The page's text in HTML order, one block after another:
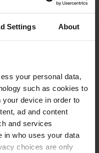
Settings About
your personal data,
such as cookies to
device in order to
ad and content
and services
in who uses your data
choices are only
Copie